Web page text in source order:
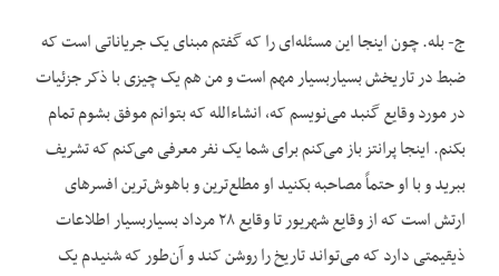
ج- بله. چون اینجا این مسئله‌ای را که گفتم مبنای یک جریاناتی است که
ضبط در تاریخش بسیاربسیار مهم است و من هم یک چیزی با ذکر جزئیات
در مورد وقایع گنبد می‌نویسم که، انشاءالله که بتوانم موفق بشوم تمام
بکنم. اینجا پرانتز باز می‌کنم برای شما یک نفر معرفی می‌کنم که تشریف
ببرید و با او حتماً مصاحبه بکنید او مطلع‌ترین و باهوش‌ترین افسرهای
ارتش است که از وقایع شهریور تا وقایع ۲۸ مرداد بسیاربسیار اطلاعات
ذی‏قیمتی دارد که می‌تواند تاریخ را روشن کند و آن‌طور که شنیدم یک